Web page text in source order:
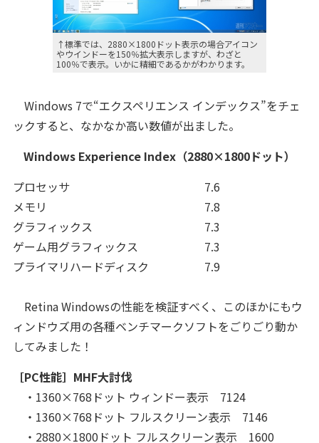
↑標準では、2880×1800ドット表示の場合アイコン
やウインドーを150％拡大表示しますが、わざと
100％で表示。いかに精細であるかがわかります。
Windows 7で“エクスペリエンス インデックス”をチェ
ックすると、なかなか高い数値が出ました。
Windows Experience Index（2880×1800ドット）
プロセッサ
7.6
メモリ
7.8
グラフィックス
7.3
ゲーム用グラフィックス
7.3
プライマリハードディスク
7.9
Retina Windowsの性能を検証すべく、このほかにもウ
ィンドウズ用の各種ベンチマークソフトをごりごり動か
してみました！
［PC性能］MHF大討伐
・1360×768ドット ウィンドー表示 7124
・1360×768ドット フルスクリーン表示 7146
・2880×1800ドット フルスクリーン表示 1600